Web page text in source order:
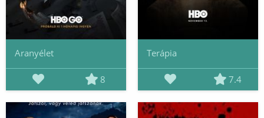
Aranyélet
8
Terápia
7.4